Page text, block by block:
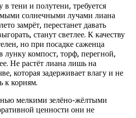
тени и полутени, требуется
солнечными лучами лиана
замрёт, перестанет давать
станут светлее. К качеству
но при посадке саженца
лунку компост, торф, перегной,
Не растёт лиана лишь на
которая задерживает влагу и не
к корням.
мелкими зелёно-жёлтыми
ценности они не